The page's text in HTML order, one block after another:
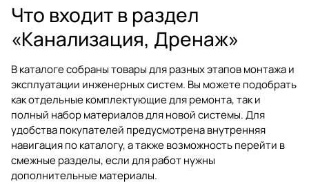
Что входит в раздел
«Канализация, Дренаж»
В каталоге собраны товары для разных этапов монтажа и
эксплуатации инженерных систем. Вы можете подобрать
как отдельные комплектующие для ремонта, так и
полный набор материалов для новой системы. Для
удобства покупателей предусмотрена внутренняя
навигация по каталогу, а также возможность перейти в
смежные разделы, если для работ нужны
дополнительные материалы.